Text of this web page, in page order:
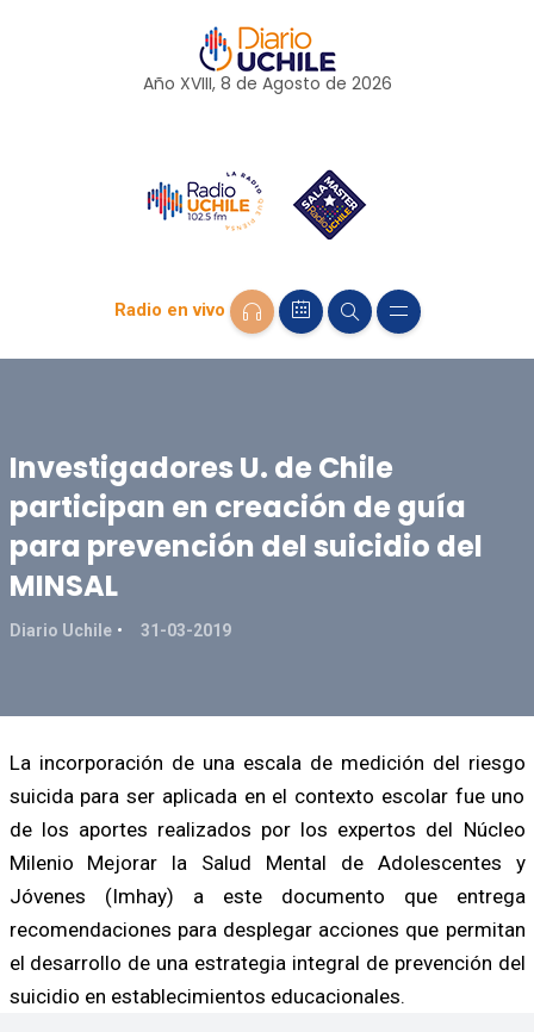
Año XVIII, 8 de Agosto de 2026
Radio en vivo
Investigadores U. de Chile
participan en creación de guía
para prevención del suicidio del
MINSAL
Diario Uchile 31-03-2019
La incorporación de una escala de medición del riesgo
suicida para ser aplicada en el contexto escolar fue uno
de los aportes realizados por los expertos del Núcleo
Milenio Mejorar la Salud Mental de Adolescentes y
Jóvenes (Imhay) a este documento que entrega
recomendaciones para desplegar acciones que permitan
el desarrollo de una estrategia integral de prevención del
suicidio en establecimientos educacionales.